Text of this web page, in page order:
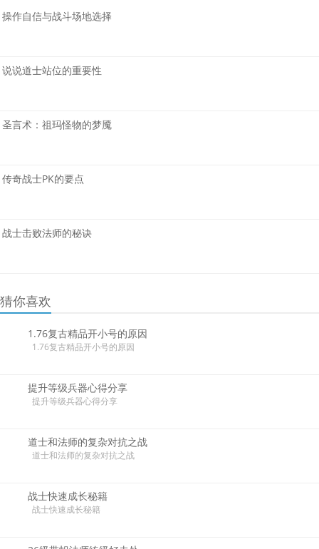
操作自信与战斗场地选择
说说道士站位的重要性
圣言术：祖玛怪物的梦魇
传奇战士PK的要点
战士击败法师的秘诀
猜你喜欢
1.76复古精品开小号的原因
1.76复古精品开小号的原因
提升等级兵器心得分享
提升等级兵器心得分享
道士和法师的复杂对抗之战
道士和法师的复杂对抗之战
战士快速成长秘籍
战士快速成长秘籍